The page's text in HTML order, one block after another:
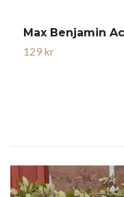
Max Benjamin
129 kr